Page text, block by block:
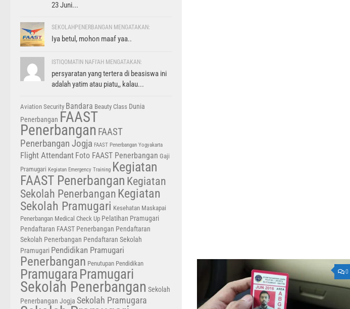
0
23 Juni...
SEKOLAHPENERBANGAN MENGATAKAN:
Iya betul, mohon maaf yaa..
ISTIQOMATIN NAFI'AH MENGATAKAN:
persyaratan yang tertera di beasiswa ini
adalah yatim atau piatu,, kalau...
Aviation Security Bandara Beauty Class Dunia
Penerbangan FAAST
Penerbangan FAAST
Penerbangan Jogja FAAST Penerbangan Yogyakarta
Flight Attendant Foto FAAST Penerbangan Gaji
Pramugari Kegiatan Emergency Training Kegiatan
FAAST Penerbangan Kegiatan
Sekolah Penerbangan Kegiatan
Sekolah Pramugari Kesehatan Maskapai
Penerbangan Medical Check Up Pelatihan Pramugari
Pendaftaran FAAST Penerbangan Pendaftaran
Sekolah Penerbangan Pendaftaran Sekolah
Pramugari Pendidikan Pramugari
Penerbangan Penutupan Pendidikan
PramugaraPramugari
Sekolah Penerbangan Sekolah
Penerbangan Jogja Sekolah Pramugara